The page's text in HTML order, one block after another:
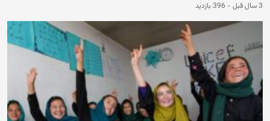
3 سال قبل - 396 بازدید